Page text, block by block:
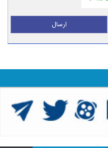
ارسال